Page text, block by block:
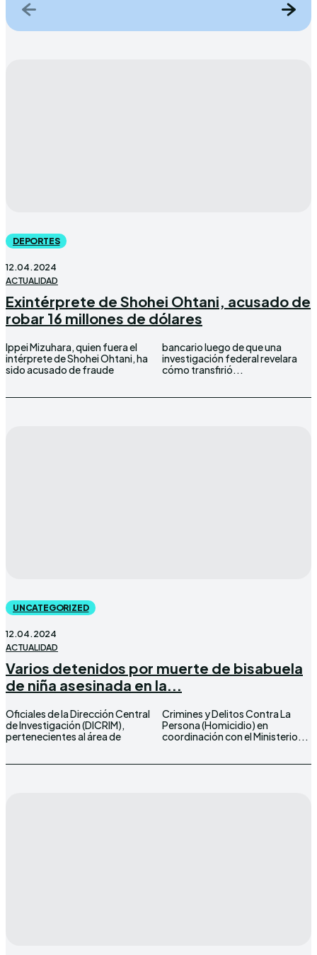
DEPORTES
12.04.2024
ACTUALIDAD
Exintérprete de Shohei Ohtani, acusado de
robar 16 millones de dólares
Ippei Mizuhara, quien fuera el
intérprete de Shohei Ohtani, ha
sido acusado de fraude
bancario luego de que una
investigación federal revelara
cómo transfirió...
UNCATEGORIZED
12.04.2024
ACTUALIDAD
Varios detenidos por muerte de bisabuela
de niña asesinada en la...
Oficiales de la Dirección Central
de Investigación (DICRIM),
pertenecientes al área de
Crimines y Delitos Contra La
Persona (Homicidio) en
coordinación con el Ministerio...